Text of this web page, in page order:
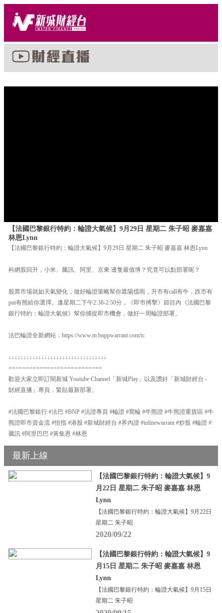
【法國巴黎銀行特約：輪證大氣候】9月29日 星期二 朱子昭 麥嘉嘉
林恩Lynn
【法國巴黎銀行特約：輪證大氣候】9月29日 星期二 朱子昭 麥嘉嘉 林恩Lynn
科網股回升，小米、騰訊、阿里、京東 邊隻最值博？究竟可以點部署呢？
股票市場就如天氣變化，做好輪證策略幫你遮陽擋雨，升市有call有牛，跌市有
put有熊給你選擇。逢星期二下午2:38-2:50分，《即市搏擊》節目內《法國巴黎
銀行特約：輪證大氣候》幫你捕捉即市機會，做好一周輪證部署。
法巴輪證全新網站：https://www.m.bnppwarrant.com/tc
↓↓↓↓↓↓↓↓↓↓↓↓↓↓↓↓↓↓↓↓↓↓↓↓↓↓↓↓↓↓↓↓↓
===========================
歡迎大家立即訂閱新城 Youtube Channel「新城Play」以及讚好「新城財經台 -
財經直播」專頁，緊貼最新部署。
#法國巴黎銀行 #法巴 #BNP #法證專頁 #輪證 #窩輪 #牛熊證 #牛熊證重貨區 #牛
熊證即市資金流 #恒指 #港股 #新城財經台 #界內證 #inlinewarrant #炒股 #輪證 #
騰訊 #阿里巴巴 #黃集恩 #林恩
最新上線
【法國巴黎銀行特約：輪證大氣候】9
月22日 星期二 朱子昭 麥嘉嘉 林恩
Lynn
【法國巴黎銀行特約：輪證大氣候】9月22日
星期二 朱子昭
2020/09/22
【法國巴黎銀行特約：輪證大氣候】9
月15日 星期二 朱子昭 麥嘉嘉 林恩
Lynn
【法國巴黎銀行特約：輪證大氣候】9月15日
星期二 朱子昭